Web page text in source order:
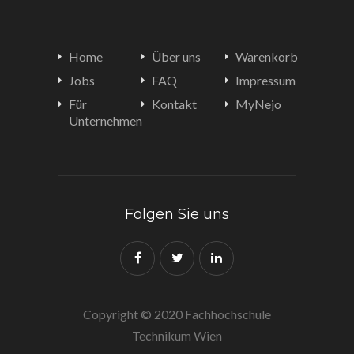
Home
Jobs
Für
Unternehmen
Über uns
FAQ
Kontakt
Warenkorb
Impressum
MyNejo
Folgen Sie uns
Copyright © 2020 Fachhochschule
Technikum Wien